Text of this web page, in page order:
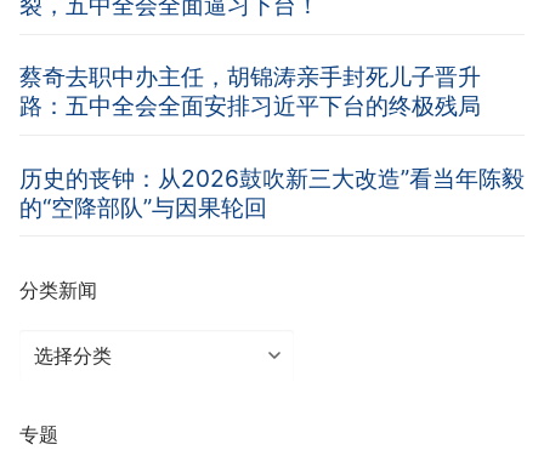
蔡奇去职中办主任，胡锦涛亲手封死儿子晋升
路：五中全会全面安排习近平下台的终极残局
历史的丧钟：从2026鼓吹新三大改造”看当年陈毅
的“空降部队”与因果轮回
分类新闻
分
闻
专题